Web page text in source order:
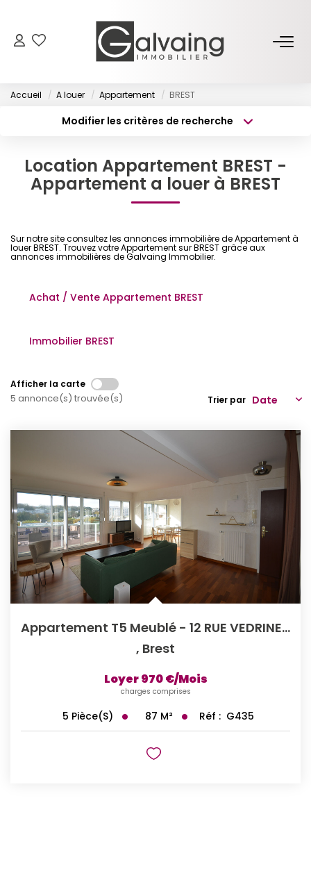
À Vendre
À Louer
PROGRAMMES NEUFS
GESTION LOCATIVE
L’AGENCE
Qui Sommes-Nous
Nous Rejoindre
Nos Actualités
ESPACE CLIENT
Gestion Locative
Mon Compte
CONTACT
Accueil A louer Appartement BREST
Modifier les critères de recherche
Sélectionnez...
Type de bien
Surface min
Créer une alerte
Location Appartement BREST -
Appartement a louer à BREST
Sur notre site consultez les annonces immobilière de Appartement à
louer BREST. Trouvez votre Appartement sur BREST grâce aux
annonces immobilières de Galvaing Immobilier.
Achat / Vente Appartement BREST
Immobilier BREST
Afficher la carte
5 annonce(s) trouvée(s) Trier par
Appartement T5 Meublé - 12 RUE VEDRINES BREST
, Brest
Loyer 970 €/mois
charges comprises
5 Pièce(s) 87 M² Réf : G435